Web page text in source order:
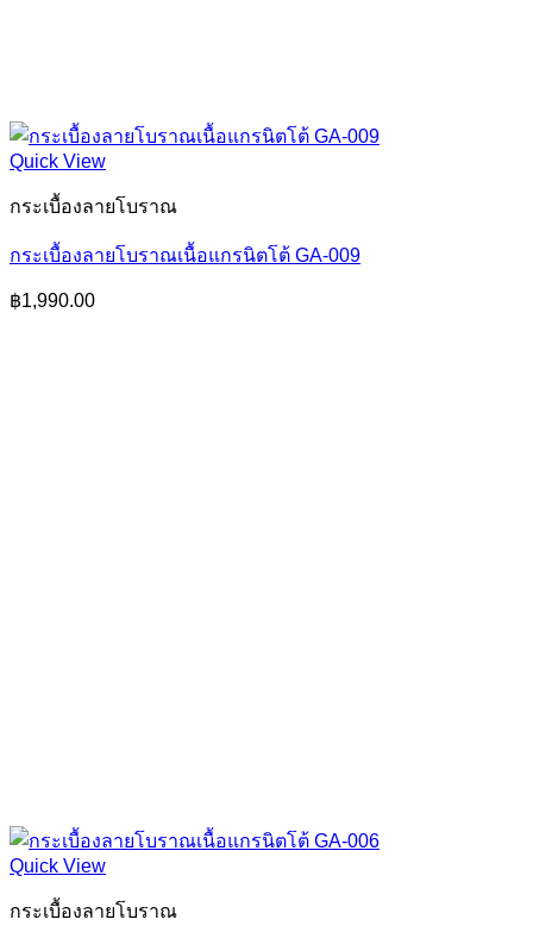
Quick View
กระเบื้องลายโบราณ
กระเบื้องลายโบราณเนื้อแกรนิตโต้ GA-009
฿1,990.00
Quick View
กระเบื้องลายโบราณ